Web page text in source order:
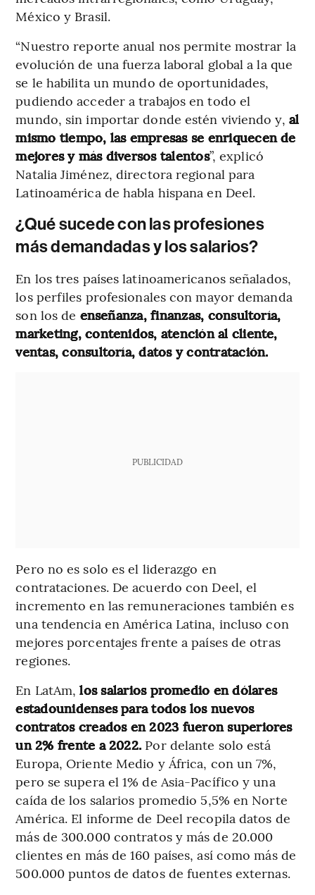
México y Brasil.
“Nuestro reporte anual nos permite mostrar la
evolución de una fuerza laboral global a la que
se le habilita un mundo de oportunidades,
pudiendo acceder a trabajos en todo el
mundo, sin importar donde estén viviendo y, al
mismo tiempo, las empresas se enriquecen de
mejores y más diversos talentos”, explicó
Natalia Jiménez, directora regional para
Latinoamérica de habla hispana en Deel.
¿Qué sucede con las profesiones
más demandadas y los salarios?
En los tres países latinoamericanos señalados,
los perfiles profesionales con mayor demanda
son los de enseñanza, finanzas, consultoría,
marketing, contenidos, atención al cliente,
ventas, consultoría, datos y contratación.
PUBLICIDAD
Pero no es solo es el liderazgo en
contrataciones. De acuerdo con Deel, el
incremento en las remuneraciones también es
una tendencia en América Latina, incluso con
mejores porcentajes frente a países de otras
regiones.
En LatAm,los salarios promedio en dólares
estadounidenses para todos los nuevos
contratos creados en 2023 fueron superiores
un 2% frente a 2022. Por delante solo está
Europa, Oriente Medio y África, con un 7%,
pero se supera el 1% de Asia-Pacífico y una
caída de los salarios promedio 5,5% en Norte
América. El informe de Deel recopila datos de
más de 300.000 contratos y más de 20.000
clientes en más de 160 países, así como más de
500.000 puntos de datos de fuentes externas.